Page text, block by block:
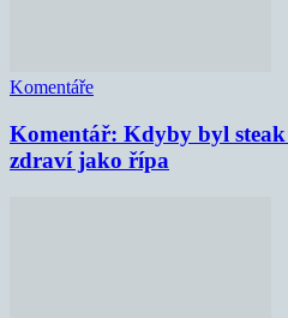
Komentáře
Komentář: Kdyby byl steak
zdraví jako řípa